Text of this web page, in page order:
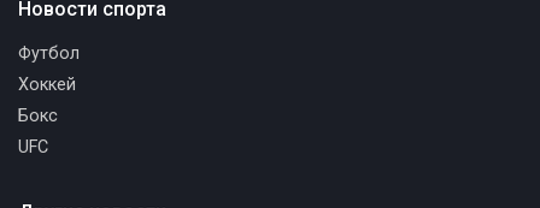
Новости спорта
Футбол
Хоккей
Бокс
UFC